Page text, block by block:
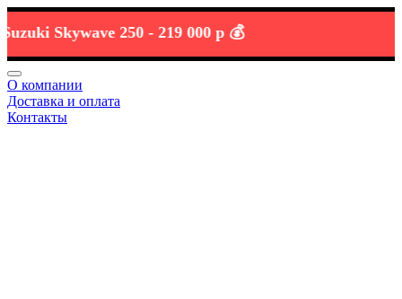
Skywave 250 -219 000 р 💰
О компании
Доставка и оплата
Контакты